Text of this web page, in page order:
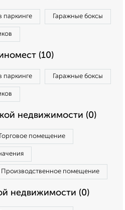
паркинге Гаражные боксы
(10)
паркинге Гаражные боксы
недвижимости (0)
помещение
Производственное помещение
недвижимости (0)